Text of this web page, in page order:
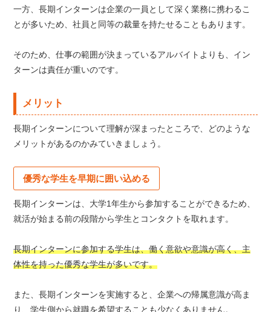
一方、長期インターンは企業の一員として深く業務に携わるこ
とが多いため、社員と同等の裁量を持たせることもあります。
そのため、仕事の範囲が決まっているアルバイトよりも、イン
ターンは責任が重いのです。
メリット
長期インターンについて理解が深まったところで、どのような
メリットがあるのかみていきましょう。
優秀な学生を早期に囲い込める
長期インターンは、大学1年生から参加することができるため、
就活が始まる前の段階から学生とコンタクトを取れます。
長期インターンに参加する学生は、働く意欲や意識が高く、主
体性を持った優秀な学生が多いです。
また、長期インターンを実施すると、企業への帰属意識が高ま
り、学生側から就職を希望することも少なくありません。